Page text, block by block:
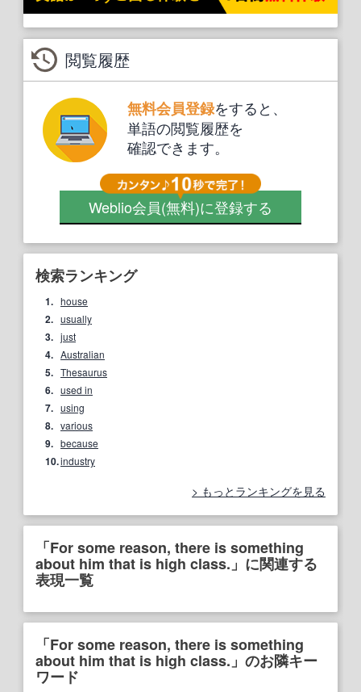
閲覧履歴
無料会員登録をすると、
単語の閲覧履歴を
確認できます。
Weblio会員(無料)に登録する
検索ランキング
1. house
2. usually
3. just
4. Australian
5. Thesaurus
6. used in
7. using
8. various
9. because
10.industry
もっとランキングを見る
「For some reason, there is something
about him that is high class.」に関連する
表現一覧
「For some reason, there is something
about him that is high class.」のお隣キー
ワード